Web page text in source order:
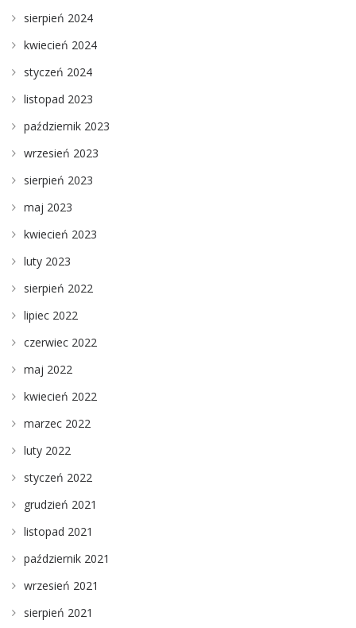
sierpień 2024
kwiecień 2024
styczeń 2024
listopad 2023
październik 2023
wrzesień 2023
sierpień 2023
maj 2023
kwiecień 2023
luty 2023
sierpień 2022
lipiec 2022
czerwiec 2022
maj 2022
kwiecień 2022
marzec 2022
luty 2022
styczeń 2022
grudzień 2021
listopad 2021
październik 2021
wrzesień 2021
sierpień 2021